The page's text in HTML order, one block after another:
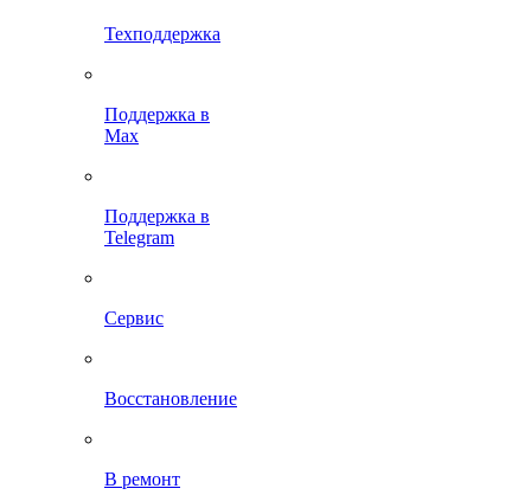
Техподдержка
Поддержка в
Max
Поддержка в
Telegram
Сервис
Восстановление
В ремонт